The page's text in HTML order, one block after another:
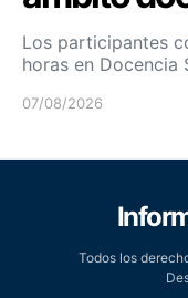
Los participantes
horas en Docencia
07/08/2026
Todos los